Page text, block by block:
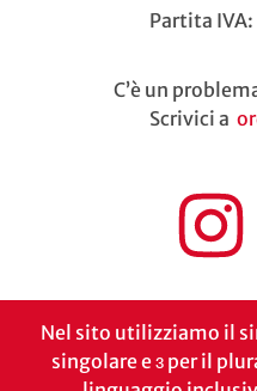
Partita
C’è un
Scrivici a
Nel sito utilizziamo il
singolare e ɜ per il